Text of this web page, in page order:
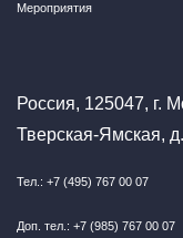
Мероприятия
Россия, 125047, г.
Тверская-Ямская,
Тел.: +7 (495) 767 00 07
Доп. тел.: +7 (985) 767 00 07